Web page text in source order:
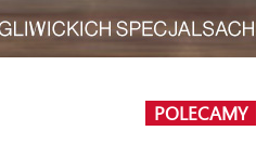
POLECAMY